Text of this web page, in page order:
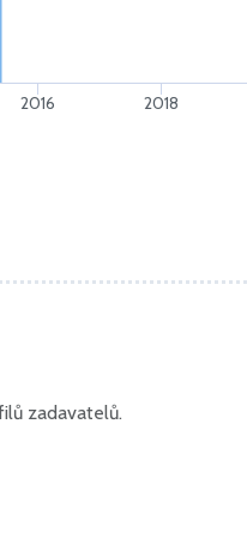
2016 2018
zadavatelů.